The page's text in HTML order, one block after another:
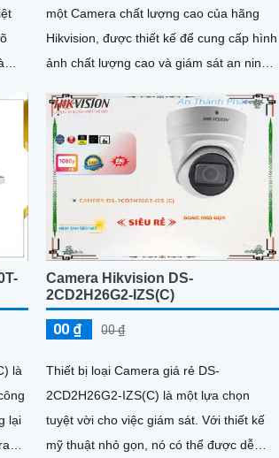
một Camera chất lượng cao của hãng
Hikvision, được thiết kế để cung cấp hình
ảnh chất lượng cao và giám sát an ninh
là
lại
Camera Hikvision DS-
2CD2H26G2-IZS(C)
00 ₫ 00 ₫
Thiết bị loại Camera giá rẻ DS-
2CD2H26G2-IZS(C) là một lựa chọn
tuyệt vời cho việc giám sát. Với thiết kế
mỹ thuật nhỏ gọn, nó có thể được dễ